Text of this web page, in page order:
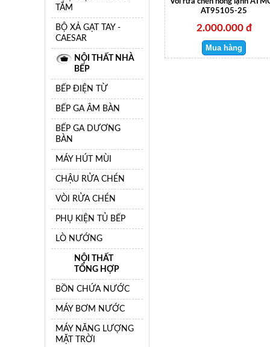
TẮM
BỘ XẢ GẠT TAY -
CAESAR
NỘI THẤT NHÀ
BẾP
BẾP ĐIỆN TỪ
BẾP GA ÂM BÀN
BẾP GA DƯƠNG
BÀN
MÁY HÚT MÙI
CHẬU RỬA CHÉN
VÒI RỬA CHÉN
PHỤ KIỆN TỦ BẾP
LÒ NƯỚNG
NỘI THẤT
TỔNG HỢP
BỒN CHỨA NƯỚC
MÁY BƠM NƯỚC
MÁY NĂNG LƯỢNG
MẶT TRỜI
Vòi rửa chén nóng lạnh
AT95105-25
2.000.000 đ